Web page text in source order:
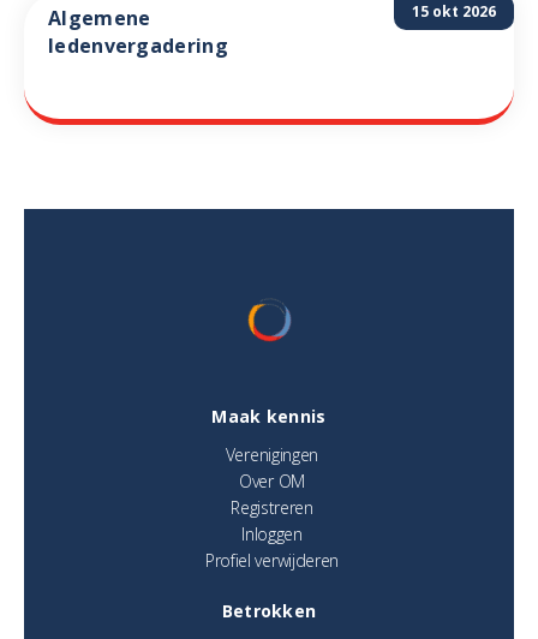
15 okt 2026
Algemene
ledenvergadering
Maak kennis
Verenigingen
Over OM
Registreren
Inloggen
Profiel verwijderen
Betrokken